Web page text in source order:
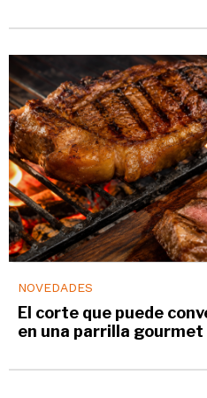
NOVEDADES
El corte que puede
en una parrilla gourmet